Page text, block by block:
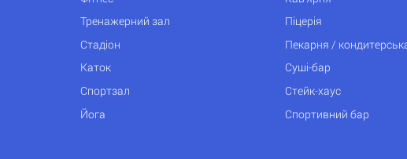
Тренажерний зал
Стадіон
Каток
Спортзал
Йога
Піцерія
Пекарня /
Суші-бар
Стейк-хаус
Спортивний бар